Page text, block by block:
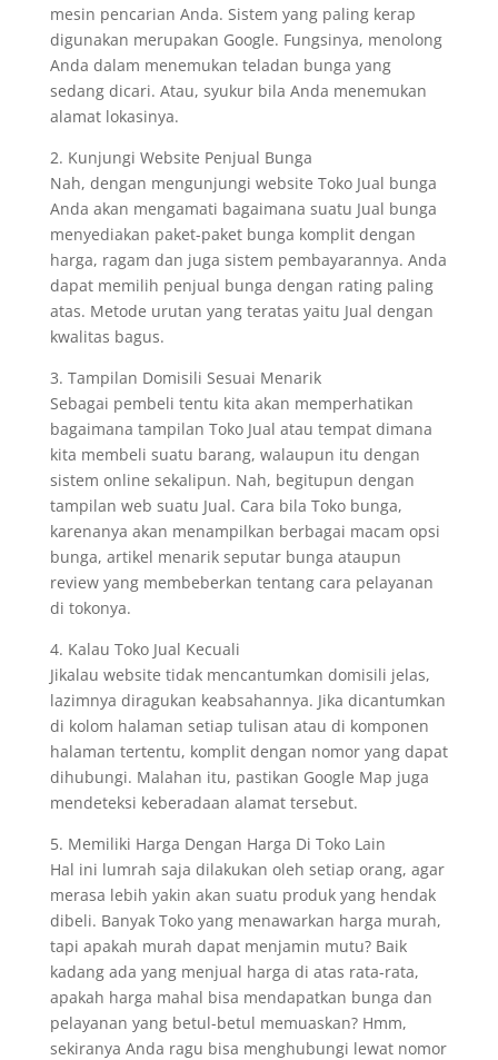
mesin pencarian Anda. Sistem yang paling kerap
digunakan merupakan Google. Fungsinya, menolong
Anda dalam menemukan teladan bunga yang
sedang dicari. Atau, syukur bila Anda menemukan
alamat lokasinya.
2. Kunjungi Website Penjual Bunga
Nah, dengan mengunjungi website Toko Jual bunga
Anda akan mengamati bagaimana suatu Jual bunga
menyediakan paket-paket bunga komplit dengan
harga, ragam dan juga sistem pembayarannya. Anda
dapat memilih penjual bunga dengan rating paling
atas. Metode urutan yang teratas yaitu Jual dengan
kwalitas bagus.
3. Tampilan Domisili Sesuai Menarik
Sebagai pembeli tentu kita akan memperhatikan
bagaimana tampilan Toko Jual atau tempat dimana
kita membeli suatu barang, walaupun itu dengan
sistem online sekalipun. Nah, begitupun dengan
tampilan web suatu Jual. Cara bila Toko bunga,
karenanya akan menampilkan berbagai macam opsi
bunga, artikel menarik seputar bunga ataupun
review yang membeberkan tentang cara pelayanan
di tokonya.
4. Kalau Toko Jual Kecuali
Jikalau website tidak mencantumkan domisili jelas,
lazimnya diragukan keabsahannya. Jika dicantumkan
di kolom halaman setiap tulisan atau di komponen
halaman tertentu, komplit dengan nomor yang dapat
dihubungi. Malahan itu, pastikan Google Map juga
mendeteksi keberadaan alamat tersebut.
5. Memiliki Harga Dengan Harga Di Toko Lain
Hal ini lumrah saja dilakukan oleh setiap orang, agar
merasa lebih yakin akan suatu produk yang hendak
dibeli. Banyak Toko yang menawarkan harga murah,
tapi apakah murah dapat menjamin mutu? Baik
kadang ada yang menjual harga di atas rata-rata,
apakah harga mahal bisa mendapatkan bunga dan
pelayanan yang betul-betul memuaskan? Hmm,
sekiranya Anda ragu bisa menghubungi lewat nomor